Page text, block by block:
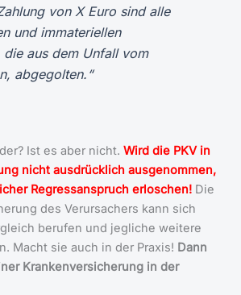
von X Euro sind alle
und immateriellen
die aus dem Unfall vom
abgegolten.“
Ist es aber nicht. Wird die PKV in
nicht ausdrücklich ausgenommen,
Regressanspruch erloschen! Die
des Verursachers kann sich
berufen und jegliche weitere
Macht sie auch in der Praxis! Dann
Krankenversicherung in der